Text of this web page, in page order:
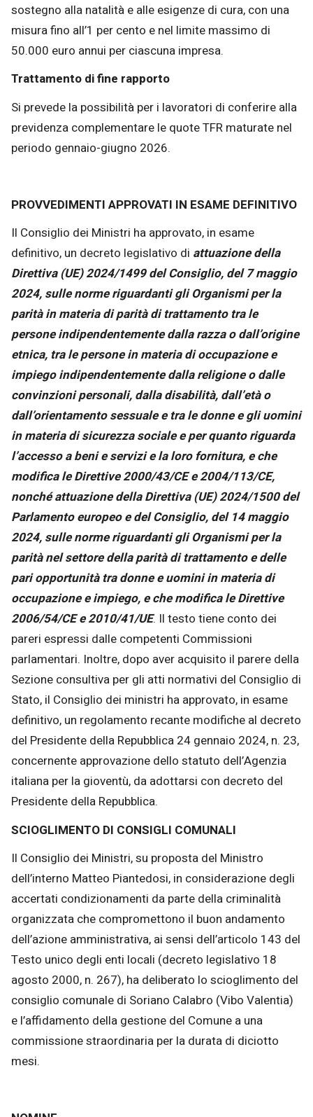
sostegno alla natalità e alle esigenze di cura, con una
misura fino all’1 per cento e nel limite massimo di
50.000 euro annui per ciascuna impresa.
Trattamento di fine rapporto
Si prevede la possibilità per i lavoratori di conferire alla
previdenza complementare le quote TFR maturate nel
periodo gennaio-giugno 2026.
PROVVEDIMENTI APPROVATI IN ESAME DEFINITIVO
Il Consiglio dei Ministri ha approvato, in esame
definitivo, un decreto legislativo di attuazione della
Direttiva (UE) 2024/1499 del Consiglio, del 7 maggio
2024, sulle norme riguardanti gli Organismi per la
parità in materia di parità di trattamento tra le
persone indipendentemente dalla razza o dall’origine
etnica, tra le persone in materia di occupazione e
impiego indipendentemente dalla religione o dalle
convinzioni personali, dalla disabilità, dall’età o
dall’orientamento sessuale e tra le donne e gli uomini
in materia di sicurezza sociale e per quanto riguarda
l’accesso a beni e servizi e la loro fornitura, e che
modifica le Direttive 2000/43/CE e 2004/113/CE,
nonché attuazione della Direttiva (UE) 2024/1500 del
Parlamento europeo e del Consiglio, del 14 maggio
2024, sulle norme riguardanti gli Organismi per la
parità nel settore della parità di trattamento e delle
pari opportunità tra donne e uomini in materia di
occupazione e impiego, e che modifica le Direttive
2006/54/CE e 2010/41/UE. Il testo tiene conto dei
pareri espressi dalle competenti Commissioni
parlamentari. Inoltre, dopo aver acquisito il parere della
Sezione consultiva per gli atti normativi del Consiglio di
Stato, il Consiglio dei ministri ha approvato, in esame
definitivo, un regolamento recante modifiche al decreto
del Presidente della Repubblica 24 gennaio 2024, n. 23,
concernente approvazione dello statuto dell’Agenzia
italiana per la gioventù, da adottarsi con decreto del
Presidente della Repubblica.
SCIOGLIMENTO DI CONSIGLI COMUNALI
Il Consiglio dei Ministri, su proposta del Ministro
dell’interno Matteo Piantedosi, in considerazione degli
accertati condizionamenti da parte della criminalità
organizzata che compromettono il buon andamento
dell’azione amministrativa, ai sensi dell’articolo 143 del
Testo unico degli enti locali (decreto legislativo 18
agosto 2000, n. 267), ha deliberato lo scioglimento del
consiglio comunale di Soriano Calabro (Vibo Valentia)
e l’affidamento della gestione del Comune a una
commissione straordinaria per la durata di diciotto
mesi.